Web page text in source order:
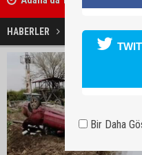
Tarihi Tepebağ Projesi için
HABERLER YAŞAM
Bir Daha